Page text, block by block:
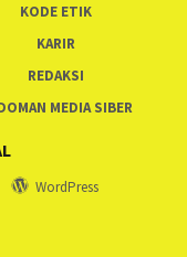
KODE ETIK
KARIR
REDAKSI
MEDIA SIBER
WordPress